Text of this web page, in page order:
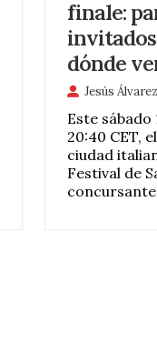
finale:
dónde
Jesús Álvarez
Este sábado
20:40 CET,
ciudad
Festival de